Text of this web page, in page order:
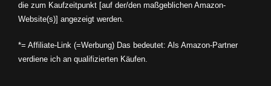
die zum Kaufzeitpunkt [auf der/den maßgeblichen Amazon-
Website(s)] angezeigt werden.
*= Affiliate-Link (=Werbung) Das bedeutet: Als Amazon-Partner
verdiene ich an qualifizierten Käufen.